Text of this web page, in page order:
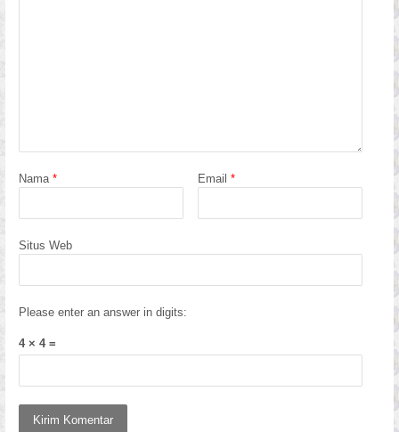
Nama * Email *
Situs Web
Please enter an answer in digits:
4 × 4 =